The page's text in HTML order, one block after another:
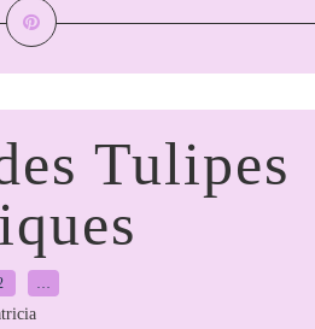
Tulipes
…